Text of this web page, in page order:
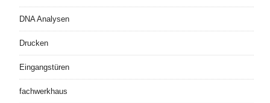
DNA Analysen
Drucken
Eingangstüren
fachwerkhaus